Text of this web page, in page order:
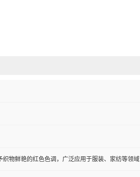
物鲜艳的红色色调，广泛应用于服装、家纺等领